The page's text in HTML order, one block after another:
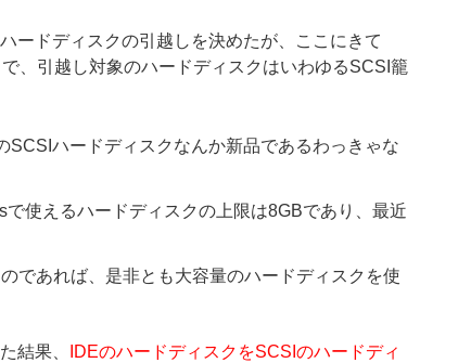
ードディスクの引越しを決めたが、ここにきて
、引越し対象のハードディスクはいわゆるSCSI籠
ハードディスクなんか新品であるわっきゃな
使えるハードディスクの上限は8GBであり、最近
であれば、是非とも大容量のハードディスクを使
結果、
IDEのハードディスクをSCSIのハードディ